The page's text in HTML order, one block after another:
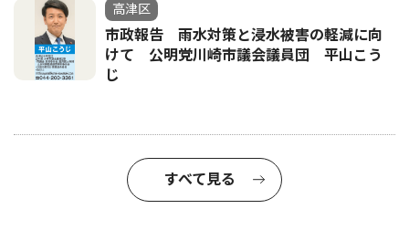
高津区
市政報告 雨水対策と浸水被害の軽減に向
けて 公明党川崎市議会議員団 平山こう
じ
すべて見る